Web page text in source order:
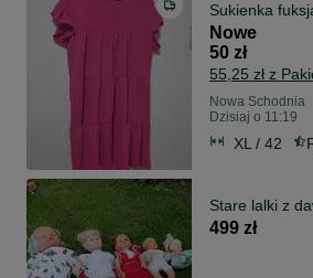
Sukienka
Nowe
50 zł
55,25 zł z
Nowa Schodnia
Dzisiaj o 11:19
XL / 42
Stare lalki z
499 zł